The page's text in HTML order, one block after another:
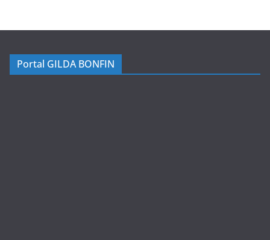
Portal GILDA BONFIN